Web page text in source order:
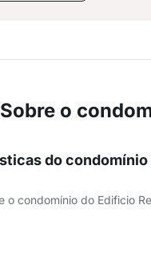
Sobre o
do condomínio
o condomínio do Edificio